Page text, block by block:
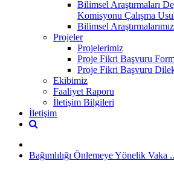
Bilimsel Araştırmaları
Komisyonu Çalışma
Bilimsel Araştırmalarımız
Projeler
Projelerimiz
Proje Fikri Başvuru
Proje Fikri Başvuru
Ekibimiz
Faaliyet Raporu
İletişim Bilgileri
İletişim
Bağımlılığı Önlemeye Yönelik Vaka